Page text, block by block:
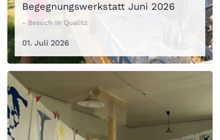
Begegnungswerkstatt Juni 2026
- Besuch in Qualitz
01. Juli 2026